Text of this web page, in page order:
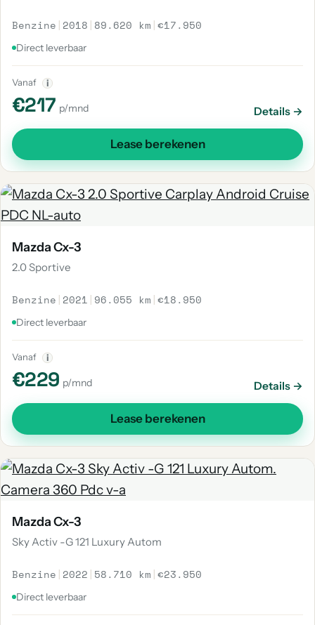
Benzine | 2018 | 89.620 km |€17.950
Direct leverbaar
Vanaf i
€217 p/mnd Details →
Lease berekenen
Mazda Cx-3
2.0 Sportive
Benzine | 2021 | 96.055 km |€18.950
Direct leverbaar
Vanaf i
€229 p/mnd Details →
Lease berekenen
Mazda Cx-3
Sky Activ -G 121 Luxury Autom
Benzine | 2022 | 58.710 km |€23.950
Direct leverbaar